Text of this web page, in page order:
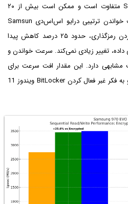
قابلیت‌های سخت‌افزاری درایو SSD متفاوت است و ممکن است بیش از ۲۰
درصد باشد. به عنوان مثال سرعت خواندن ترتیبی درایو اس‌اس‌دی Samsun
970 EVO Plus در صورت فعال کردن رمزگذاری، حدود ۲۵ درصد کاهش پیدا
تغییر زیادی نمی‌کند. سرعت خواندن و
مشابهی دارد. این مقدار افت سرعت برای
برخی از کاربران قابل قبول نیست و به فکر غير فعال كردن BitLocker ویندوز 11